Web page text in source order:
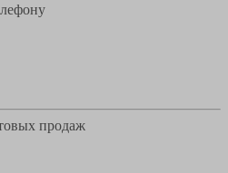
продаж